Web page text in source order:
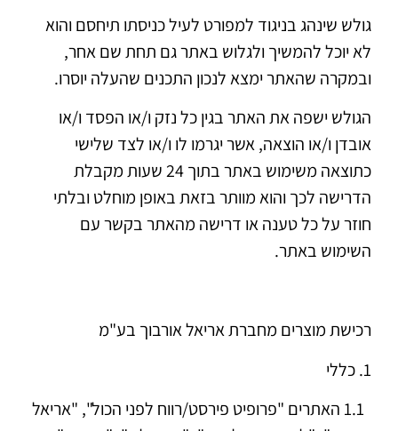
גולש שינהג בניגוד למפורט לעיל כניסתו תיחסם והוא
לא יוכל להמשיך ולגלוש באתר גם תחת שם אחר,
ובמקרה שהאתר ימצא לנכון התכנים שהעלה יוסרו.
הגולש ישפה את האתר בגין כל נזק ו/או הפסד ו/או
אובדן ו/או הוצאה, אשר יגרמו לו ו/או לצד שלישי
כתוצאה משימוש באתר בתוך 24 שעות מקבלת
הדרישה לכך והוא מוותר בזאת באופן מוחלט ובלתי
חוזר על כל טענה או דרישה מהאתר בקשר עם
השימוש באתר.
רכישת מוצרים מחברת אריאל אורבוך בע"מ
1. כללי
1.1 האתרים "פרופיט פירסט/רווח לפני הכול", "אריאל